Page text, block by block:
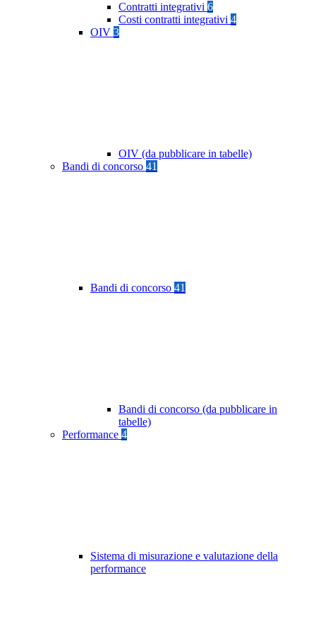
Contratti integrativi 6
Costi contratti integrativi 4
OIV 3
OIV (da pubblicare in tabelle)
Bandi di concorso 41
Bandi di concorso 41
Bandi di concorso (da pubblicare in
tabelle)
Performance 4
Sistema di misurazione e valutazione della
performance